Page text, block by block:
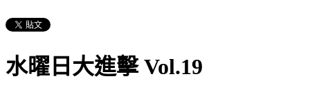
水曜日大進擊 Vol.19